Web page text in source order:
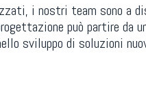
i nostri team sono a
può partire da
sviluppo di soluzioni